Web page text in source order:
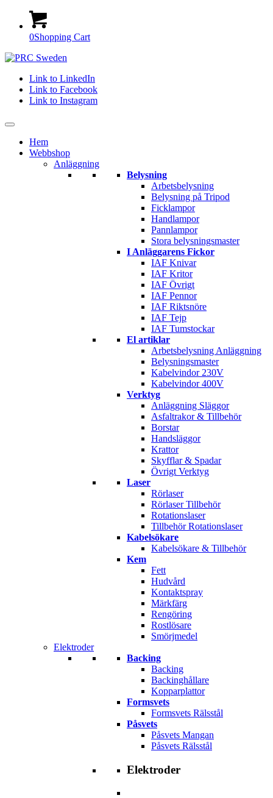
0Shopping Cart
Link to LinkedIn
Link to Facebook
Link to Instagram
Hem
Webbshop
Anläggning
Belysning
Arbetsbelysning
Belysning på Tripod
Ficklampor
Handlampor
Pannlampor
Stora belysningsmaster
I Anläggarens Fickor
IAF Knivar
IAF Kritor
IAF Övrigt
IAF Pennor
IAF Riktsnöre
IAF Tejp
IAF Tumstockar
El artiklar
Arbetsbelysning Anläggning
Belysningsmaster
Kabelvindor 230V
Kabelvindor 400V
Verktyg
Anläggning Släggor
Asfaltrakor & Tillbehör
Borstar
Handsläggor
Krattor
Skyfflar & Spadar
Övrigt Verktyg
Laser
Rörlaser
Rörlaser Tillbehör
Rotationslaser
Tillbehör Rotationslaser
Kabelsökare
Kabelsökare & Tillbehör
Kem
Fett
Hudvård
Kontaktspray
Märkfärg
Rengöring
Rostlösare
Smörjmedel
Elektroder
Backing
Backing
Backinghållare
Kopparplattor
Formsvets
Formsvets Rälsstål
Påsvets
Påsvets Mangan
Påsvets Rälsstål
Elektroder